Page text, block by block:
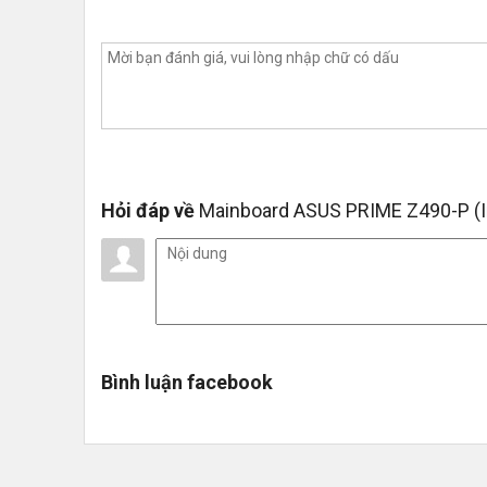
ASUS PRIME Z490-A nằm trong Series PRIME
năng / giá thành, lược bỏ các tính năng cao cấp
Hỏi đáp về Mainboard ASUS PRIME Z490-P
Bình luận facebook